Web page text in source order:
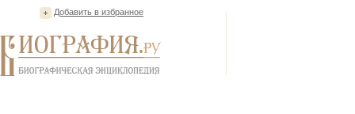
Добавить в избранное